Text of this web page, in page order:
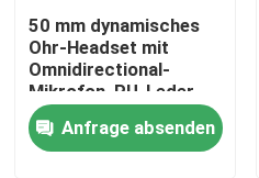
Zu Hause
Produkte
50 mm dynamisches
Ohr-Headset mit
Omnidirectional-
Mikrofon, PU-Leder-
Ohrkissen
Anfrage absenden